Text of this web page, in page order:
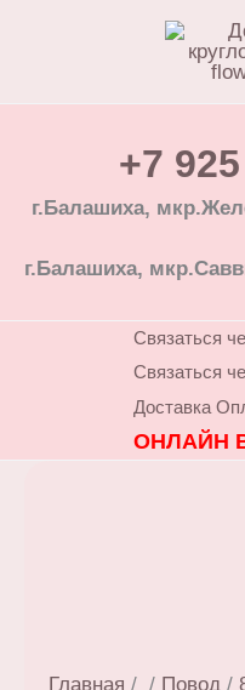
+7
г.Балашиха,
г.Балашиха,
Связаться
Связаться
Доставка
ОНЛАЙН
Главная / / Повод /